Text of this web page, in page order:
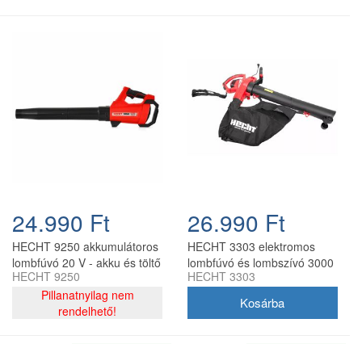
24.990 Ft
HECHT 9250 akkumulátoros
lombfúvó 20 V - akku és töltő
nélkül
HECHT 9250
Pillanatnyilag nem
rendelhető!
26.990 Ft
HECHT 3303 elektromos
lombfúvó és lombszívó 3000
W, 45 l
HECHT 3303